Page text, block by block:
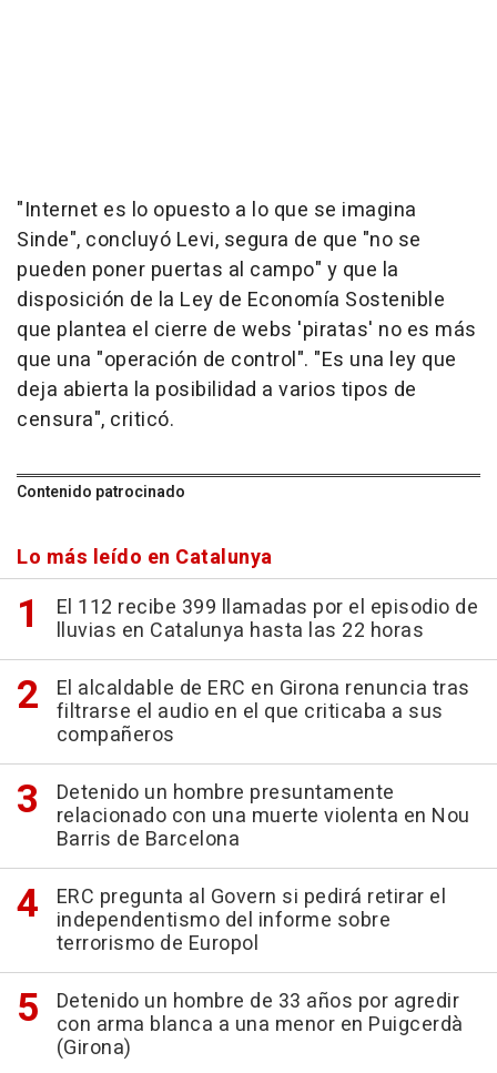
"Internet es lo opuesto a lo que se imagina
Sinde", concluyó Levi, segura de que "no se
pueden poner puertas al campo" y que la
disposición de la Ley de Economía Sostenible
que plantea el cierre de webs 'piratas' no es más
que una "operación de control". "Es una ley que
deja abierta la posibilidad a varios tipos de
censura", criticó.
Contenido patrocinado
Lo más leído en Catalunya
El 112 recibe 399 llamadas por el episodio de
lluvias en Catalunya hasta las 22 horas
El alcaldable de ERC en Girona renuncia tras
filtrarse el audio en el que criticaba a sus
compañeros
Detenido un hombre presuntamente
relacionado con una muerte violenta en Nou
Barris de Barcelona
ERC pregunta al Govern si pedirá retirar el
independentismo del informe sobre
terrorismo de Europol
Detenido un hombre de 33 años por agredir
con arma blanca a una menor en Puigcerdà
(Girona)